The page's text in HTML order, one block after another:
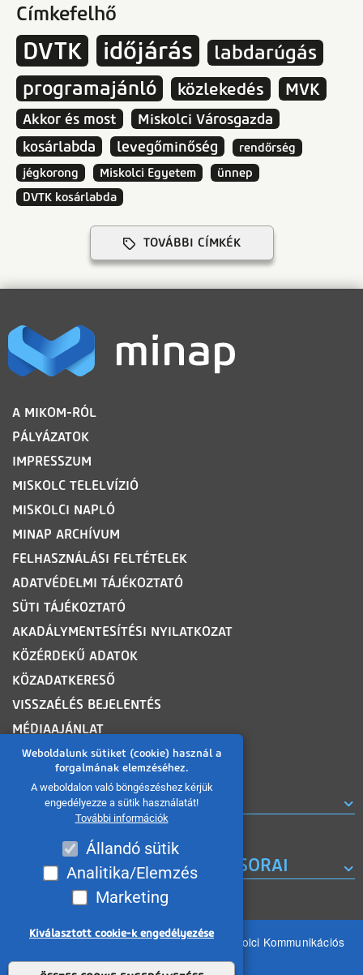
Weboldalunk sütiket (cookie) használ a
forgalmának elemzéséhez.
A weboldalon való böngészéshez kérjük
engedélyezze a sütik használatát!
További információk
Állandó sütik
Analitika/Elemzés
Marketing
Kiválasztott cookie-k engedélyezése
Címkefelhő
DVTK időjárás
labdarúgás
programajánló
közlekedés MVK
Akkor és most
Miskolci Városgazda
kosárlabda
levegőminőség
rendőrség
jégkorong
Miskolci Egyetem
ünnep
DVTK kosárlabda
TOVÁBBI CÍMKÉK
LÁBLÉC
A MIKOM-RÓL
PÁLYÁZATOK
IMPRESSZUM
MISKOLC TELELVÍZIÓ
MISKOLCI NAPLÓ
MINAP ARCHÍVUM
FELHASZNÁLÁSI FELTÉTELEK
ADATVÉDELMI TÁJÉKOZTATÓ
SÜTI TÁJÉKOZTATÓ
AKADÁLYMENTESÍTÉSI NYILATKOZAT
KÖZÉRDEKŰ ADATOK
KÖZADATKERESŐ
VISSZAÉLÉS BEJELENTÉS
MÉDIAAJÁNLAT
OLDALTÉRKÉP
ROVATOK
A MISKOLC TV KORÁBBI MŰSORAI
Minden jog fenntartva 2026 © MIKOM Miskolci Kommunikációs
Nonprofit Kft.